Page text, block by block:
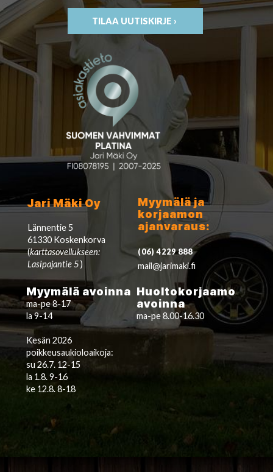
TILAA UUTISKIRJE ›
Jari Mäki Oy
Lännentie 5
61330 Koskenkorva
(karttasovellukseen:
Lasipajantie 5)
Myymälä ja
korjaamon
ajanvaraus:
(06) 4229 888
mail@jarimaki.fi
Myymälä avoinna
ma-pe 8-17
la 9-14
Kesän 2026
poikkeusaukioloaikoja:
su 26.7. 12-15
la 1.8. 9-16
ke 12.8. 8-18
Huoltokorjaamo
avoinna
ma-pe 8.00-16.30